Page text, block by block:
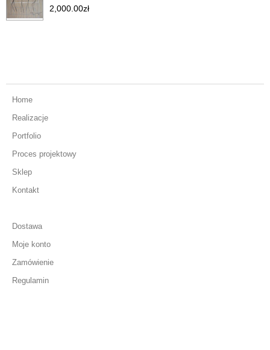
2,000.00zł
Home
Realizacje
Portfolio
Proces projektowy
Sklep
Kontakt
Dostawa
Moje konto
Zamówienie
Regulamin